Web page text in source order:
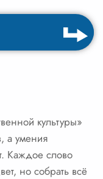
культуры»
а умения
Каждое слово
но собрать всё